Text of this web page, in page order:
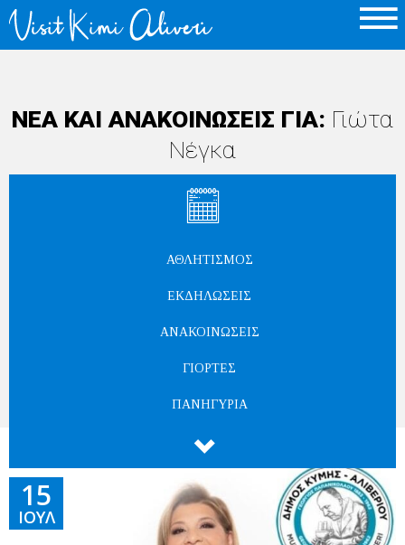
ΝΕΑ ΚΑΙ ΑΝΑΚΟΙΝΩΣΕΙΣ ΓΙΑ: Γιώτα
Νέγκα
ΑΘΛΗΤΙΣΜΌΣ
ΕΚΔΗΛΏΣΕΙΣ
ΑΝΑΚΟΙΝΏΣΕΙΣ
ΓΙΟΡΤΈΣ
ΠΑΝΗΓΎΡΙΑ

15
ΙΟΎΛ